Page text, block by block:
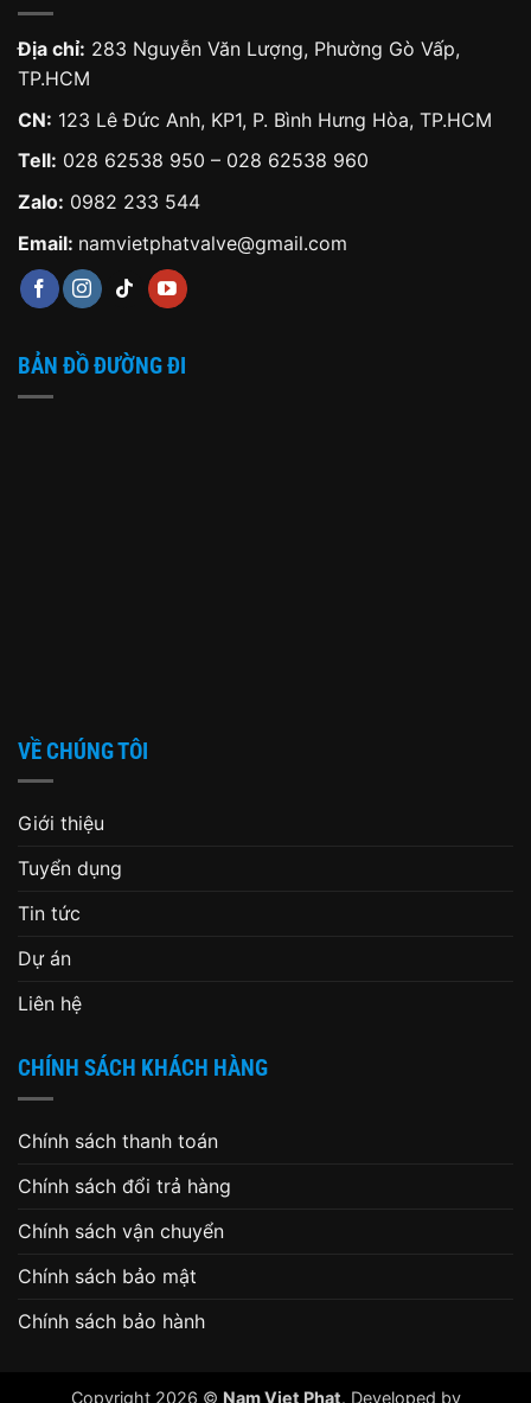
Địa chỉ: 283 Nguyễn Văn Lượng, Phường Gò Vấp,
TP.HCM
CN: 123 Lê Đức Anh, KP1, P. Bình Hưng Hòa, TP.HCM
Tell: 028 62538 950 – 028 62538 960
Zalo: 0982 233 544
Email: namvietphatvalve@gmail.com
BẢN ĐỒ ĐƯỜNG ĐI
VỀ CHÚNG TÔI
Giới thiệu
Tuyển dụng
Tin tức
Dự án
Liên hệ
CHÍNH SÁCH KHÁCH HÀNG
Chính sách thanh toán
Chính sách đổi trả hàng
Chính sách vận chuyển
Chính sách bảo mật
Chính sách bảo hành
Copyright 2026 © Nam Viet Phat. Developed by